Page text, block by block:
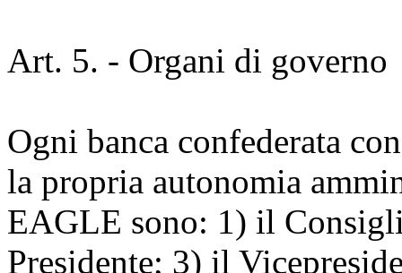
Art. 5. - Organi di governo
Ogni banca confederata
la propria autonomia
EAGLE sono: 1) il
Presidente; 3) il